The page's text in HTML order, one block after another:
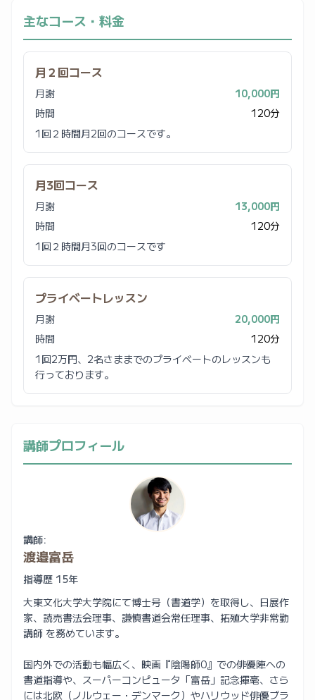
主なコース・料金
月２回コース
月謝
10,000円
時間
120分
1回２時間月2回のコースです。
月3回コース
月謝
13,000円
時間
120分
1回２時間月3回のコースです
プライベートレッスン
月謝
20,000円
時間
120分
1回2万円、2名さままでのプライベートのレッスンも
行っております。
講師プロフィール
講師:
渡邉富岳
指導歴 15年
大東文化大学大学院にて博士号（書道学）を取得し、日展作
家、読売書法会理事、謙慎書道会常任理事、拓殖大学非常勤
講師 を務めています。
国内外での活動も幅広く、映画『陰陽師0』での俳優陣への
書道指導や、スーパーコンピュータ「富岳」記念揮毫、さら
には北欧（ノルウェー・デンマーク）やハリウッド俳優ブラ